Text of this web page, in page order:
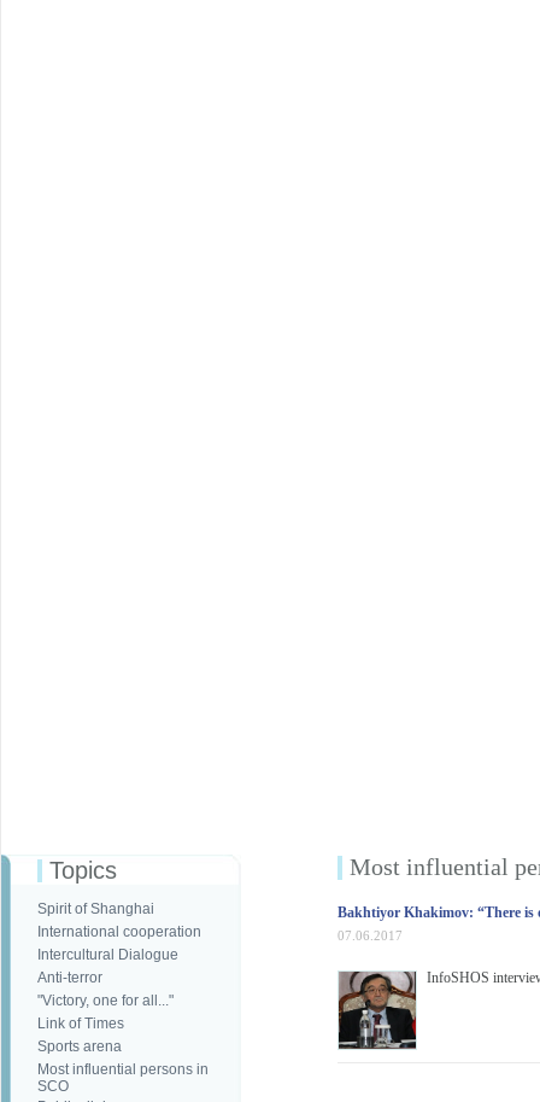
Topics
Spirit of Shanghai
International cooperation
Intercultural Dialogue
Anti-terror
"Victory, one for all..."
Link of Times
Sports arena
Most influential persons in
SCO
Most influential
Bakhtiyor Khakimov: “There is
07.06.2017
InfoSHOS